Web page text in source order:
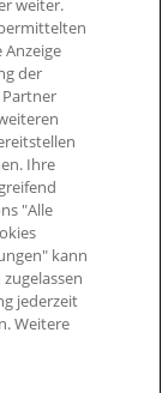
weiter.
der
Ihre
"Alle
kann
jederzeit
Weitere